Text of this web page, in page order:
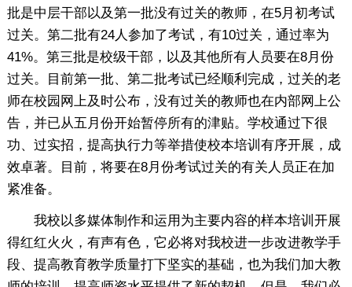
批是中层干部以及第一批没有过关的教师，在5月初考试
过关。第二批有24人参加了考试，有10过关，通过率为
41%。第三批是校级干部，以及其他所有人员要在8月份
过关。目前第一批、第二批考试已经顺利完成，过关的老
师在校园网上及时公布，没有过关的教师也在内部网上公
告，并已从五月份开始暂停所有的津贴。学校通过下很
功、过实招，提高执行力等举措使校本培训有序开展，成
效卓著。目前，将要在8月份考试过关的有关人员正在加
紧准备。
我校以多媒体制作和运用为主要内容的样本培训开展
得红红火火，有声有色，它必将对我校进一步改进教学手
段、提高教育教学质量打下坚实的基础，也为我们加大教